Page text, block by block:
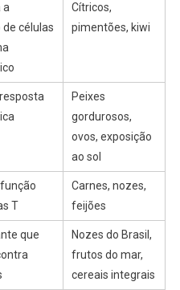
a
células
Cítricos,
pimentões, kiwi
Peixes
gordurosos,
ovos, exposição
ao sol
T
Carnes, nozes,
feijões
que
Nozes do Brasil,
frutos do mar,
cereais integrais